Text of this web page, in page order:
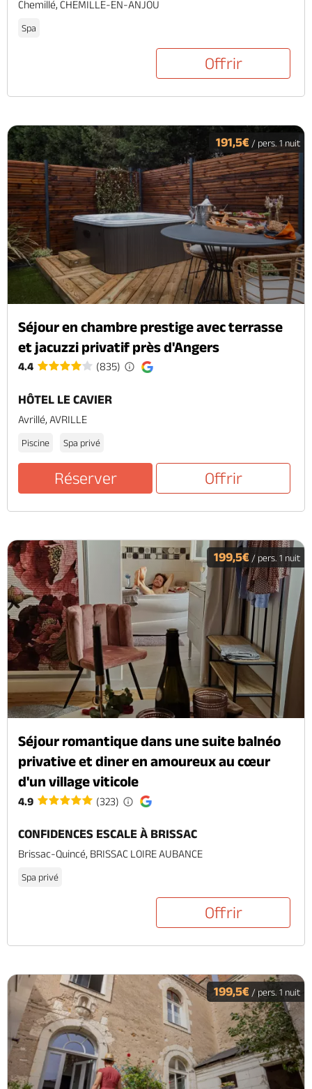
Chemillé, CHEMILLE-EN-ANJOU
Spa
Offrir
191,5€ / pers. 1 nuit
Séjour en chambre prestige avec terrasse
et jacuzzi privatif près d'Angers
4.4 (835)
HÔTEL LE CAVIER
Avrillé, AVRILLE
Piscine Spa privé
Réserver Offrir
199,5€ / pers. 1 nuit
Séjour romantique dans une suite balnéo
privative et diner en amoureux au cœur
d'un village viticole
4.9 (323)
CONFIDENCES ESCALE À BRISSAC
Brissac-Quincé, BRISSAC LOIRE AUBANCE
Spa privé
Offrir
199,5€ / pers. 1 nuit